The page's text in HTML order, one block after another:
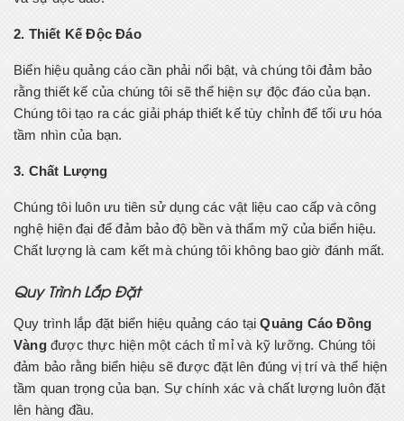
2. Thiết Kế Độc Đáo
Biển hiệu quảng cáo cần phải nổi bật, và chúng tôi đảm bảo
rằng thiết kế của chúng tôi sẽ thể hiện sự độc đáo của bạn.
Chúng tôi tạo ra các giải pháp thiết kế tùy chỉnh để tối ưu hóa
tầm nhìn của bạn.
3. Chất Lượng
Chúng tôi luôn ưu tiên sử dụng các vật liệu cao cấp và công
nghệ hiện đại để đảm bảo độ bền và thẩm mỹ của biển hiệu.
Chất lượng là cam kết mà chúng tôi không bao giờ đánh mất.
Quy Trình Lắp Đặt
Quy trình lắp đặt biển hiệu quảng cáo tạiQuảng Cáo Đồng
Vàngđược thực hiện một cách tỉ mỉ và kỹ lưỡng. Chúng tôi
đảm bảo rằng biển hiệu sẽ được đặt lên đúng vị trí và thể hiện
tầm quan trọng của bạn. Sự chính xác và chất lượng luôn đặt
lên hàng đầu.